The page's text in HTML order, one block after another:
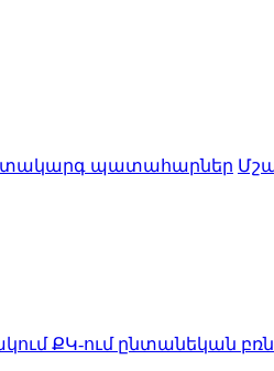
պատահարներ
ընտանեկան բռնության